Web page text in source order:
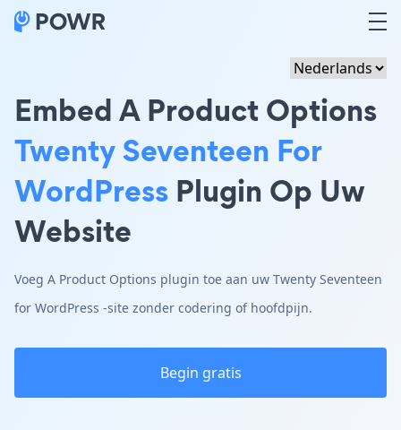
Embed A Product Options
Twenty Seventeen For
WordPress Plugin Op Uw
Website
Voeg A Product Options plugin toe aan uw Twenty Seventeen
for WordPress -site zonder codering of hoofdpijn.
Begin gratis